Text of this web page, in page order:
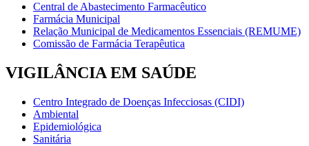
Central de Abastecimento Farmacêutico
Farmácia Municipal
Relação Municipal de Medicamentos Essenciais (REMUME)
Comissão de Farmácia Terapêutica
VIGILÂNCIA EM SAÚDE
Centro Integrado de Doenças Infecciosas (CIDI)
Ambiental
Epidemiológica
Sanitária